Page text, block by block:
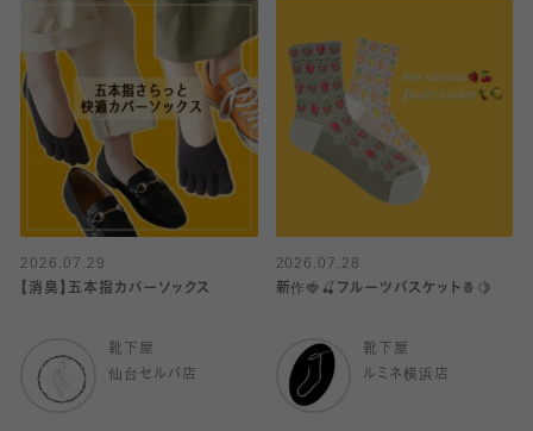
2026.07.29
【消臭】五本指カバーソックス
靴下屋
仙台セルバ店
2026.07.28
新作🍓🍒フルーツバスケット🍍🍋
靴下屋
ルミネ横浜店